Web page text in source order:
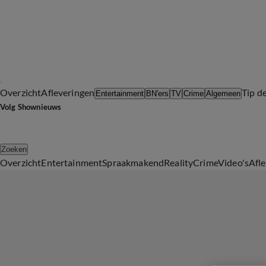
OverzichtAfleveringen Entertainment BN'ers TV Crime AlgemeenTip
Volg Shownieuws
Zoeken
OverzichtEntertainmentSpraakmakendRealityCrimeVideo's